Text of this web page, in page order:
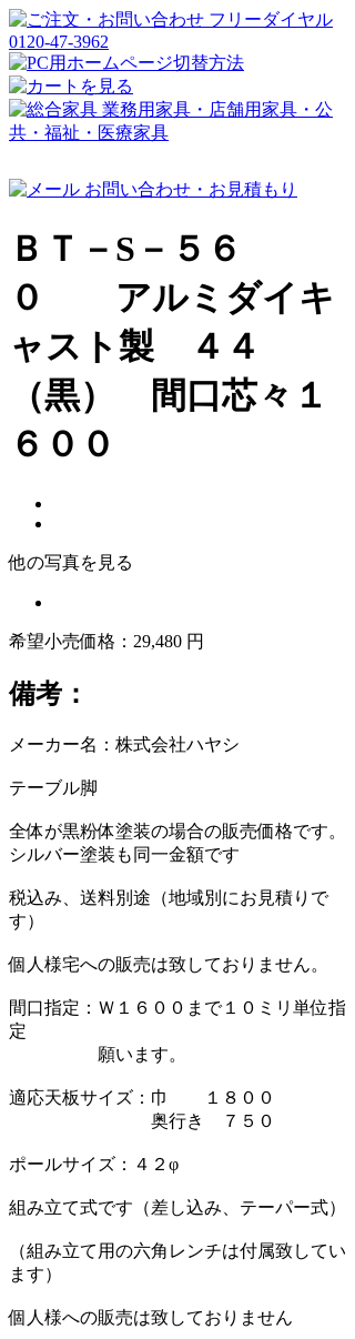
ＢＴ－S－５６
０ アルミダイキ
ャスト製 ４４
（黒） 間口芯々１
６００
他の写真を見る
希望小売価格：29,480 円
備考：
メーカー名：株式会社ハヤシ
テーブル脚
全体が黒粉体塗装の場合の販売価格です。
シルバー塗装も同一金額です
税込み、送料別途（地域別にお見積りで
す）
個人様宅への販売は致しておりません。
間口指定：Ｗ１６００まで１０ミリ単位指
定
願います。
適応天板サイズ：巾 １８００
奥行き ７５０
ポールサイズ：４２φ
組み立て式です（差し込み、テーパー式）
（組み立て用の六角レンチは付属致してい
ます）
個人様への販売は致しておりません